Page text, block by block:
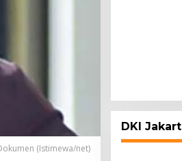
(Istimewa/net)
DKI